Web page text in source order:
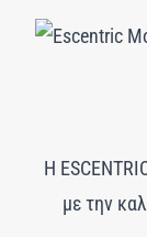
Η
με την